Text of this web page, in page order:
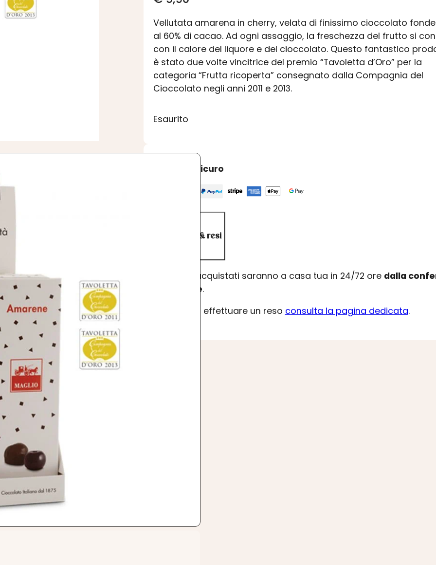
Vellutata amarena in cherry, velata di finissimo cioccolato
al 60% di cacao. Ad ogni assaggio, la freschezza del frutto si
con il calore del liquore e del cioccolato. Questo fantastico
è stato due volte vincitrice del premio “Tavoletta d’Oro” per la
categoria “Frutta ricoperta” consegnato dalla Compagnia del
Cioccolato negli anni 2011 e 2013.
Esaurito
Acquisto sicuro
Spedizioni & resi
I prodotti acquistati saranno a casa tua in 24/72 ore dalla
dell’ordine.
Se desideri effettuare un reso consulta la pagina dedicata.